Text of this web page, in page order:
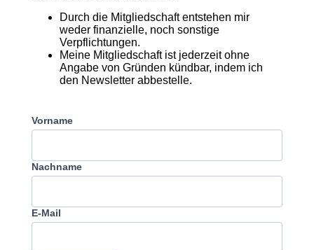
Durch die Mitgliedschaft entstehen mir
weder finanzielle, noch sonstige
Verpflichtungen.
Meine Mitgliedschaft ist jederzeit ohne
Angabe von Gründen kündbar, indem ich
den Newsletter abbestelle.
Vorname
Nachname
E-Mail